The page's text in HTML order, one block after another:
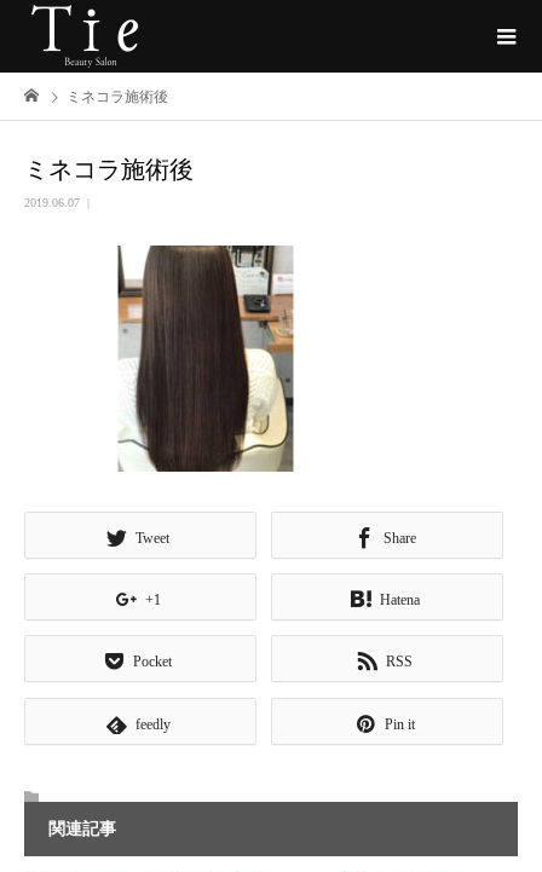
ミネコラ施術後
ミネコラ施術後
2019.06.07
Tweet Share
+1 Hatena
Pocket RSS
feedly Pin it
関連記事